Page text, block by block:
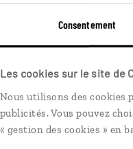
Consentement
Les cookies sur le site de
Nous utilisons des cookies
publicités. Vous pouvez
« gestion des cookies » en